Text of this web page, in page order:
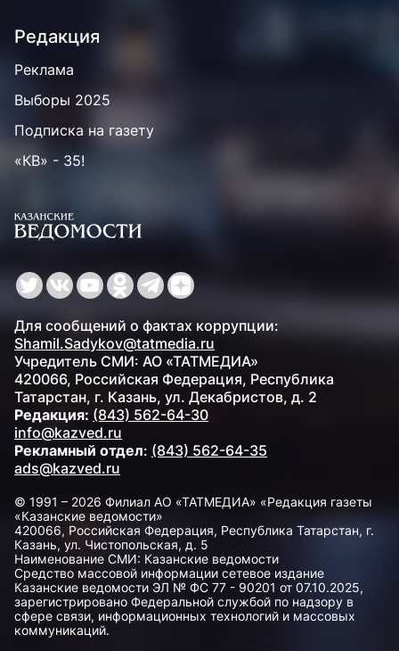
Редакция
Реклама
Выборы 2025
Подписка на газету
«КВ» - 35!
Для сообщений о фактах коррупции:
Shamil.Sadykov@tatmedia.ru
Учредитель СМИ: АО «ТАТМЕДИА»
420066, Российская Федерация, Республика
Татарстан, г. Казань, ул. Декабристов, д. 2
Редакция: (843) 562-64-30
info@kazved.ru
Рекламный отдел: (843) 562-64-35
ads@kazved.ru
© 1991 – 2026 Филиал АО «ТАТМЕДИА» «Редакция газеты
«Казанские ведомости»
420066, Российская Федерация, Республика Татарстан, г.
Казань, ул. Чистопольская, д. 5
Наименование СМИ: Казанские ведомости
Средство массовой информации сетевое издание
Казанские ведомости ЭЛ № ФС 77 - 90201 от 07.10.2025,
зарегистрировано Федеральной службой по надзору в
сфере связи, информационных технологий и массовых
коммуникаций.